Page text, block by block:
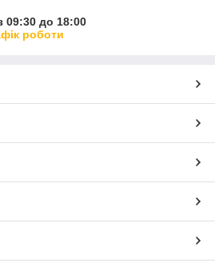
09:30 до 18:00
роботи